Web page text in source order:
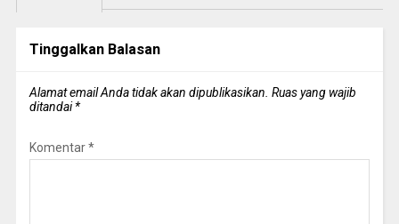
Tinggalkan Balasan
Alamat email Anda tidak akan dipublikasikan. Ruas yang wajib
ditandai*
Komentar*